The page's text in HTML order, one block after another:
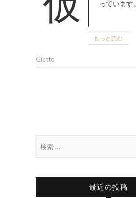
っています。
もっと読む
Giotto
最近の投稿